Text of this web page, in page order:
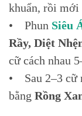
khuẩn, rồi mới
• Phun Siêu
Rầy, Diệt
cữ cách nhau
• Sau 2–3 cữ
bằng Rồng